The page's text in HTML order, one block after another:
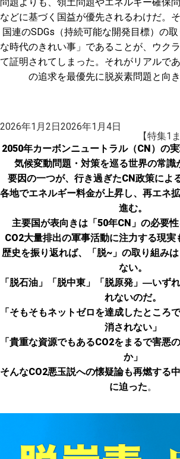
などに基づく国益が優先されるわけだ。
国連のSDGs（持続可能な開発目標）の
な時代のきれい事」であることが、ウク
て証明されてしまった。それがリアルで
の追求を最優先に脱炭素問題と向き
投
日:
2026年1月2日2026年1月4日
【特集1
2050年カーボンニュートラル（CN）の
気候変動問題・対策を巡る世界の常識
要因の一つが、行き過ぎたCN政策によ
各地でエネルギー料金が上昇し、再エネ
進む。
主要国が表向きは「50年CN」の必要性
CO2大量排出の軍事活動に注力する現実
歴史を振り返れば、「脱~」の取り組み
ない。
「脱石油」「脱中東」「脱原発」―いず
れないのだ。
「そもそもネットゼロを達成したところ
消されない」
「貴重な資源でもあるCO2をまるで害悪
か」
そんなCO2悪玉説への懐疑論も再燃する
に迫った。